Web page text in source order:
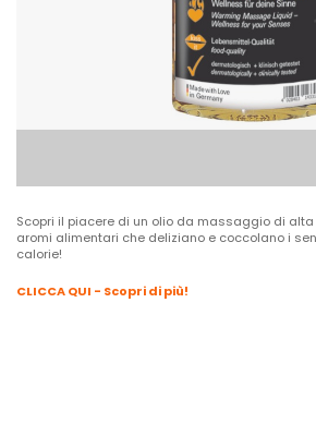
Scopri il piacere di un olio da massaggio di
aromi alimentari che deliziano e coccolano i
calorie!
CLICCA QUI - Scopri di più!